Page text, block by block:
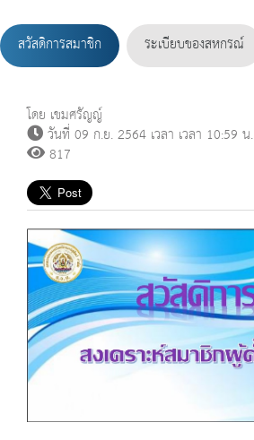
สวัสดิการสมาชิก ระเบียบของสหกรณ์
โดย เขมศรัญญ์
วันที่ 09 ก.ย. 2564 เวลา เวลา 10:59 น.
817